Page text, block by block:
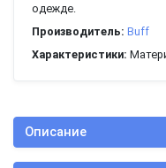
одежде.
Производитель: Buff
Характеристики:
Описание